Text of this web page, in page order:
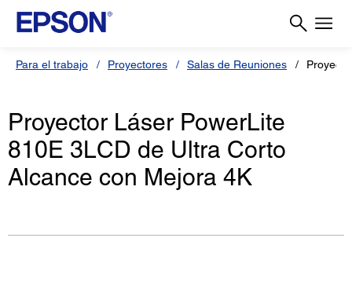
Para el trabajo Proyectores Salas de Reuniones
Proyector Láser PowerLite
810E 3LCD de Ultra Corto
Alcance con Mejora 4K